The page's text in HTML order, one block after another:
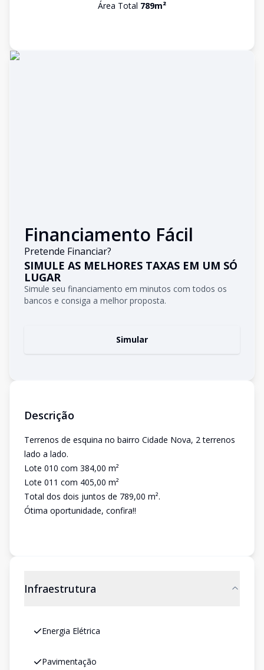
Área Total 789m²
Financiamento Fácil
Pretende Financiar?
SIMULE AS MELHORES TAXAS EM UM SÓ
LUGAR
Simule seu financiamento em minutos com todos os
bancos e consiga a melhor proposta.
Simular
Descrição
Terrenos de esquina no bairro Cidade Nova, 2 terrenos
lado a lado.
Lote 010 com 384,00 m²
Lote 011 com 405,00 m²
Total dos dois juntos de 789,00 m².
Ótima oportunidade, confira!!
Infraestrutura
Energia Elétrica
Pavimentação